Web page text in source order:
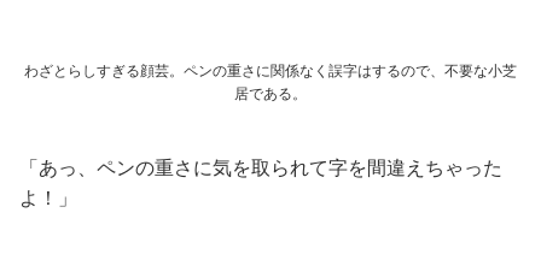
わざとらしすぎる顔芸。ペンの重さに関係なく誤字はするので、不要な小芝
居である。
「あっ、ペンの重さに気を取られて字を間違えちゃった
よ！」